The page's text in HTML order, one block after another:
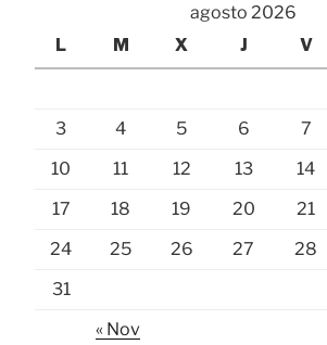
agosto 2026
L
M X J V
3
4 5 6 7
10
11 12 13 14
17
18 19 20 21
24
25 26 27 28
31
« Nov